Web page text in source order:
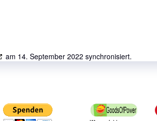
am 14. September 2022 synchronisiert.